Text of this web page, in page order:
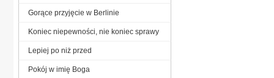
Gorące przyjęcie w Berlinie
Koniec niepewności, nie koniec sprawy
Lepiej po niż przed
Pokój w imię Boga